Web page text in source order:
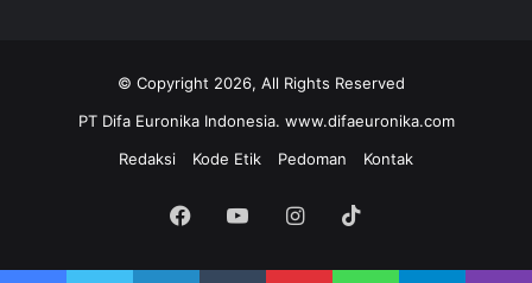
© Copyright 2026, All Rights Reserved
PT Difa Euronika Indonesia. www.difaeuronika.com
Redaksi
Kode Etik Pedoman Kontak
Facebook
YouTubeInstagram